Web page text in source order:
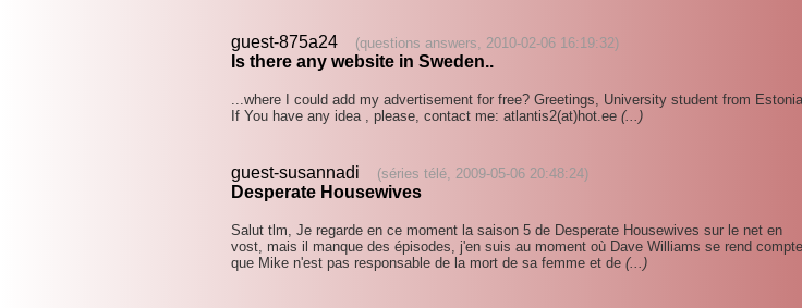
guest-875a24 (questions answers, 2010-02-06 16:19:32)
Is there any website in Sweden..
...where I could add my advertisement for free? Greetings, University student from Estonia
If You have any idea , please, contact me: atlantis2(at)hot.ee (...)
guest-susannadi (séries télé, 2009-05-06 20:48:24)
Desperate Housewives
Salut tlm, Je regarde en ce moment la saison 5 de Desperate Housewives sur le net en
vost, mais il manque des épisodes, j'en suis au moment où Dave Williams se rend compte
que Mike n'est pas responsable de la mort de sa femme et de (...)